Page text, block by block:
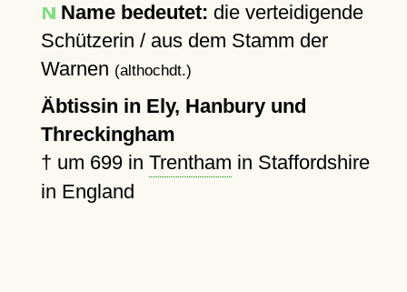
Name bedeutet: die verteidigende
Schützerin / aus dem Stamm der
Warnen (althochdt.)
Äbtissin in Ely, Hanbury und
Threckingham
† um 699in Trentham in Staffordshire
in England